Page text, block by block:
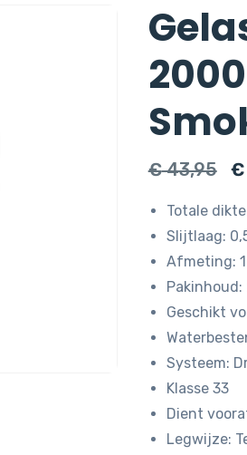
€43,95
€
€
Totale
Slijtlaag:
Afmeting:
Pakinhoud:
Geschikt
Systeem:
Klasse 33
Dient
Legwijze: